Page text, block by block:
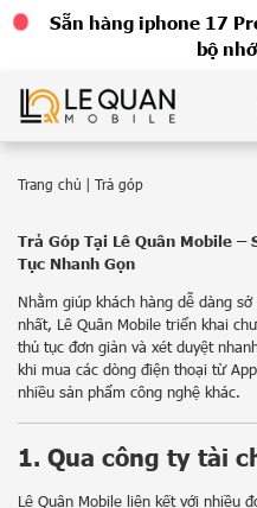
Sẵn hàng iphone 17
bộ nhớ
content
Trang chủ Trả góp
Trả Góp Tại Lê Quân Mobile –
Tục Nhanh Gọn
Nhằm giúp khách hàng dễ dàng
nhất, Lê Quân Mobile triển khai
thủ tục đơn giản và xét duyệt
khi mua các dòng điện thoại từ
nhiều sản phẩm công nghệ khác.
1. Qua công ty tài
Lê Quân Mobile liên kết với nhiều